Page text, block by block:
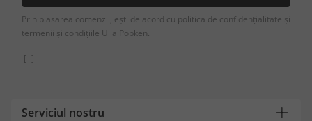
Prin plasarea comenzii, ești de acord cu politica de confidențialitate și
termenii și condițiile Ulla Popken.
[+]
Serviciul nostru